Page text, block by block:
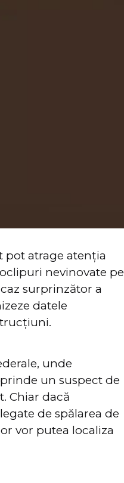
pot atrage atenția
nevinovate pe
surprinzător a
datele
unde
un suspect de
Chiar dacă
de spălarea de
vor putea localiza